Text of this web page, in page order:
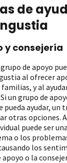
de
y consejería
de apoyo
al ofrecer
y al
un grupo de
pueda ayudar, un
otras opciones.
puede ser
o los
los
o la